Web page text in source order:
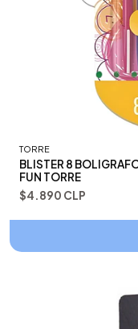
TORRE
BLISTER 8
FUN TORRE
$4.890 CLP